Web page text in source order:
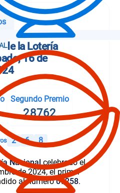
de la Lotería
16 de
Segundo Premio
28762
2 6 8
Nacionalcelebrado el
de 2024, el primer
al número09258.